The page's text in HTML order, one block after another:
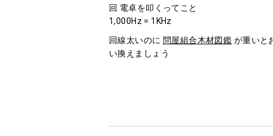
回 電卓を叩くってこと
1,000Hz = 1KHz
回線太いのに 問屋組合木材図鑑 が重いと
い換えましょう